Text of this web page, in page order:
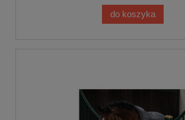
do koszyka